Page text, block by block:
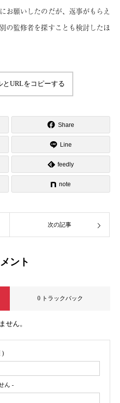
お願いしたのだが、返事がもらえ
の監修者を探すことも検討したほ
とURLをコピーする
Share
Line
feedly
note
次の記事
ント
0 トラックバック
せん。
)
ん -